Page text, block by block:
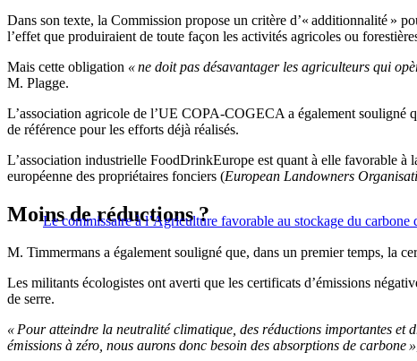
Dans son texte, la Commission propose un critère d’« additionnalité »
l’effet que produiraient de toute façon les activités agricoles ou
Mais cette obligation « ne doitpas désavantager les agriculteurs qui
M. Plagge.
L’association agricole de l’UE COPA-COGECA a également souligné
de référence pour les efforts déjà réalisés.
L’association industrielle FoodDrinkEurope est quant à elle favorable à
européenne des propriétaires fonciers (European Landowners
Le commissaire à l’Agriculture favorable au stockage du carbone
Moins de réductions ?
M. Timmermans a également souligné que, dans un premier temps, la
Les militants écologistes ont averti que les certificats d’émissions
de serre.
« Pour atteindre la neutralité climatique, des réductions importantes et
émissions à zéro, nous aurons donc besoin des absorptions de carbone »